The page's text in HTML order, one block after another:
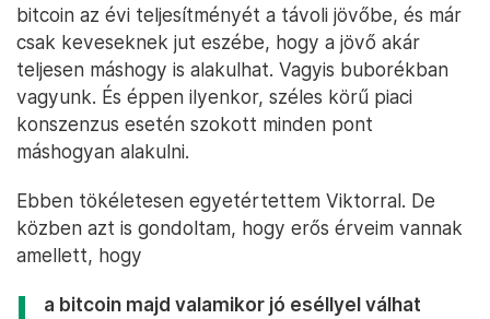
bitcoin az évi teljesítményét a távoli jövőbe, és már
csak keveseknek jut eszébe, hogy a jövő akár
teljesen máshogy is alakulhat. Vagyis buborékban
vagyunk. És éppen ilyenkor, széles körű piaci
konszenzus esetén szokott minden pont
máshogyan alakulni.
Ebben tökéletesen egyetértettem Viktorral. De
közben azt is gondoltam, hogy erős érveim vannak
amellett, hogy
a bitcoin majd valamikor jó eséllyel válhat